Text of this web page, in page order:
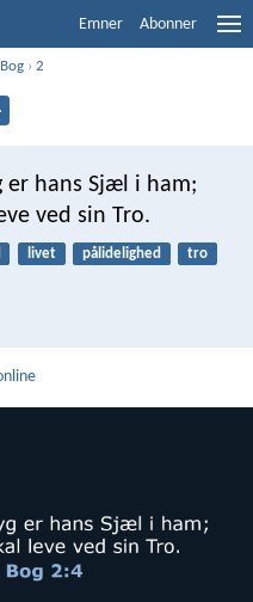
Emner Abonner
›2
er hans Sjæl i ham;
ved sin Tro.
livet pålidelighed
tro